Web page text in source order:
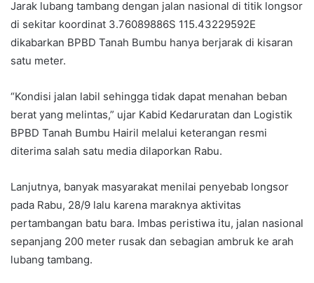
Jarak lubang tambang dengan jalan nasional di titik longsor
di sekitar koordinat 3.76089886S 115.43229592E
dikabarkan BPBD Tanah Bumbu hanya berjarak di kisaran
satu meter.
“Kondisi jalan labil sehingga tidak dapat menahan beban
berat yang melintas,” ujar Kabid Kedaruratan dan Logistik
BPBD Tanah Bumbu Hairil melalui keterangan resmi
diterima salah satu media dilaporkan Rabu.
Lanjutnya, banyak masyarakat menilai penyebab longsor
pada Rabu, 28/9 lalu karena maraknya aktivitas
pertambangan batu bara. Imbas peristiwa itu, jalan nasional
sepanjang 200 meter rusak dan sebagian ambruk ke arah
lubang tambang.